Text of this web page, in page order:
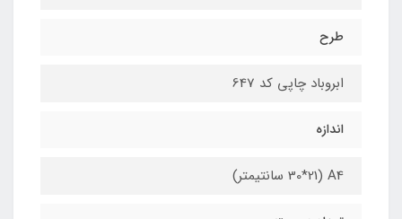
طرح
ابروباد چاپی کد 647
اندازه
A4 (30*21 سانتیمتر)